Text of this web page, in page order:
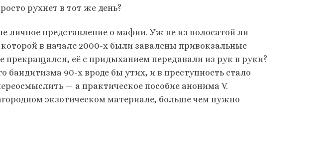
рухнет в тот же день?
личное представление о мафии. Уж не из полосатой ли
в начале 2000-х были завалены привокзальные
прекращался, её с придыханием передавали из рук в руки?
бандитизма 90-х вроде бы утих, и в преступность стало
— а практическое пособие анонима V.
экзотическом материале, больше чем нужно